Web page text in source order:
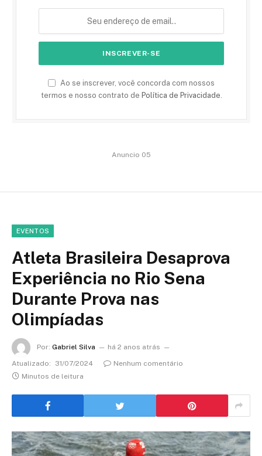
Ao se inscrever, você concorda com nossos
termos e nosso contrato de Política de Privacidade.
Anuncio 05
EVENTOS
Atleta Brasileira Desaprova
Experiência no Rio Sena
Durante Prova nas
Olimpíadas
Por: Gabriel Silva
há 2 anos atrás
Atualizado:
31/07/2024
Nenhum comentário
Minutos de leitura